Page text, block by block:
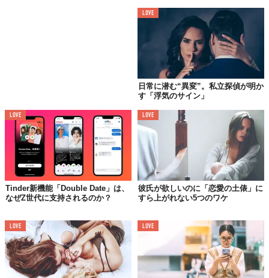
LOVE
日常に潜む“異変”。私立探偵が明か
す「浮気のサイン」
LOVE
Tinder新機能「Double Date」は、
なぜZ世代に支持されるのか？
LOVE
彼氏が欲しいのに「恋愛の土俵」に
すら上がれない5つのワケ
LOVE LOVE